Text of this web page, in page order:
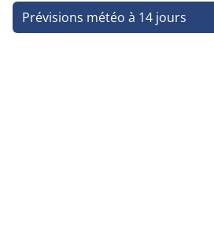
Prévisions météo à 14 jours